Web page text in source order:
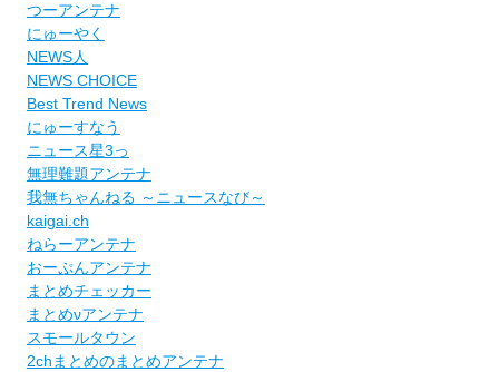
つーアンテナ
にゅーやく
NEWS人
NEWS CHOICE
Best Trend News
にゅーすなう
ニュース星3っ
無理難題アンテナ
我無ちゃんねる ～ニュースなび～
kaigai.ch
ねらーアンテナ
おーぷんアンテナ
まとめチェッカー
まとめνアンテナ
スモールタウン
2chまとめのまとめアンテナ